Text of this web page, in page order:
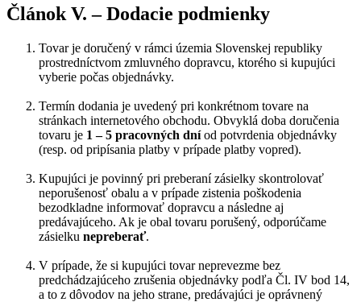
Článok V. – Dodacie podmienky
Tovar je doručený v rámci územia Slovenskej republiky
prostredníctvom zmluvného dopravcu, ktorého si kupujúci
vyberie počas objednávky.
Termín dodania je uvedený pri konkrétnom tovare na
stránkach internetového obchodu. Obvyklá doba doručenia
tovaru je 1 – 5 pracovných dníod potvrdenia objednávky
(resp. od pripísania platby v prípade platby vopred).
Kupujúci je povinný pri preberaní zásielky skontrolovať
neporušenosť obalu a v prípade zistenia poškodenia
bezodkladne informovať dopravcu a následne aj
predávajúceho. Ak je obal tovaru porušený, odporúčame
zásielku nepreberať.
V prípade, že si kupujúci tovar neprevezme bez
predchádzajúceho zrušenia objednávky podľa Čl. IV bod 14,
a to z dôvodov na jeho strane, predávajúci je oprávnený